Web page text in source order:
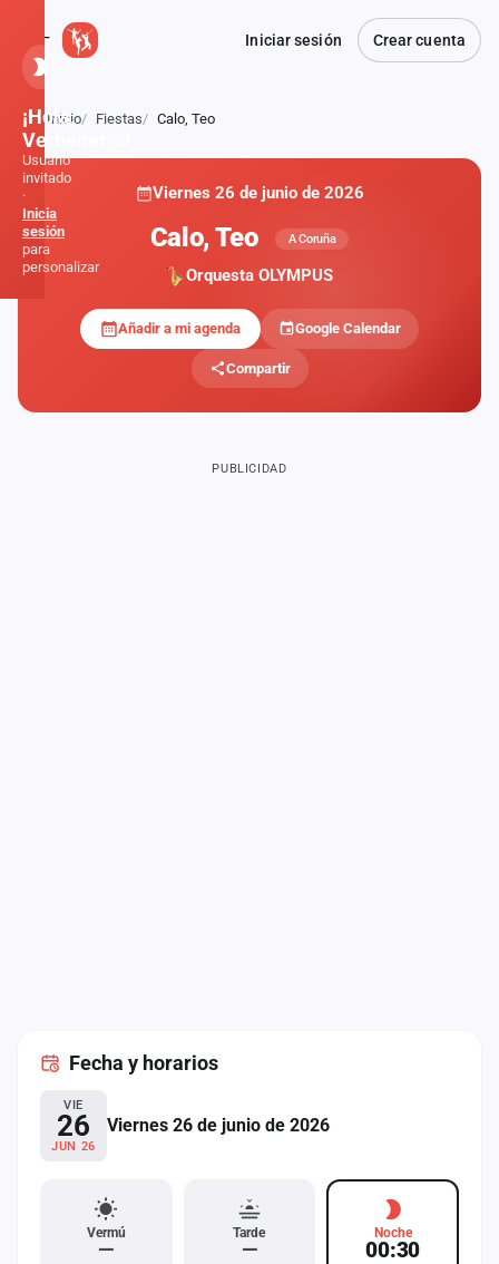
Iniciar sesión Crear cuenta
Atrás
Inicio Fiestas Calo, Teo
Viernes 26 de junio de 2026
Calo, Teo A Coruña
Orquesta OLYMPUS
Añadir a mi agenda Google Calendar
Compartir
PUBLICIDAD
Fecha y horarios
VIE
26
JUN 26
Viernes 26 de junio de 2026
Vermú
—
Tarde
—
Noche
00:30
¡Hola,
Verbener@!
Usuario
invitado
·
Inicia
sesión
para
personalizar
Administración
Contacto